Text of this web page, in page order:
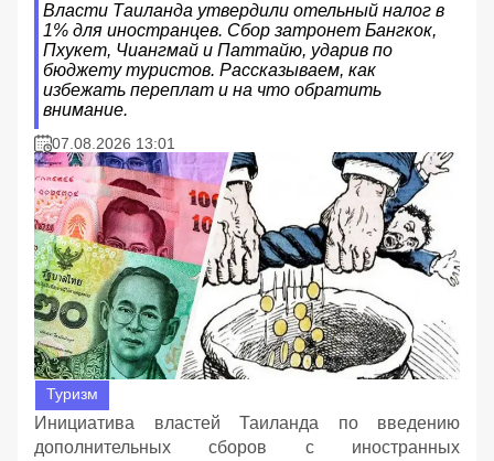
Власти Таиланда утвердили отельный налог в
1% для иностранцев. Сбор затронет Бангкок,
Пхукет, Чиангмай и Паттайю, ударив по
бюджету туристов. Рассказываем, как
избежать переплат и на что обратить
внимание.
07.08.2026 13:01
Туризм
Инициатива властей Таиланда по введению
дополнительных сборов с иностранных